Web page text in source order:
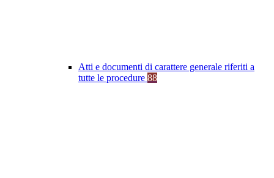
Atti e documenti di carattere generale riferiti a
tutte le procedure 88